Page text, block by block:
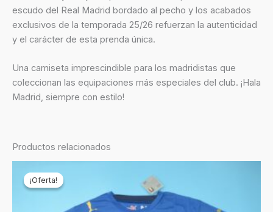
escudo del Real Madrid bordado al pecho y los acabados
exclusivos de la temporada 25/26 refuerzan la autenticidad
y el carácter de esta prenda única.
Una camiseta imprescindible para los madridistas que
coleccionan las equipaciones más especiales del club. ¡Hala
Madrid, siempre con estilo!
Productos relacionados
¡Oferta!
¡Oferta!
precio
original
€69,90.€24,90.